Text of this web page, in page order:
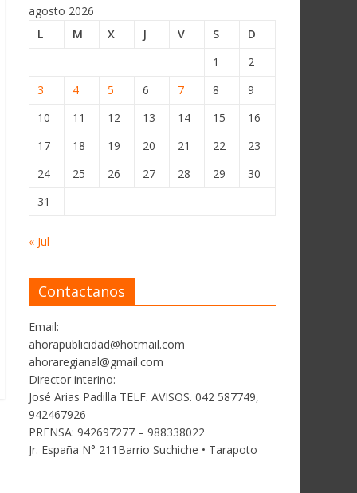
agosto 2026
L
M X J V S
D
1
2
3
4 5 6 7 8
9
10
11 12 13 14 15
16
17
18 19 20 21 22
23
24
25 26 27 28 29
30
31
« Jul
Contactanos
Email:
ahorapublicidad@hotmail.com
ahoraregianal@gmail.com
Director interino:
José Arias Padilla TELF. AVISOS. 042 587749,
942467926
PRENSA: 942697277 – 988338022
Jr. España N° 211Barrio Suchiche • Tarapoto